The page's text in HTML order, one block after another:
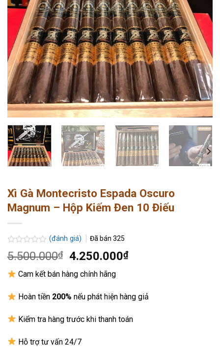
Xì Gà Montecristo Espada Oscuro
Magnum – Hộp Kiếm Đen 10 Điếu
Được
xếp
0.0
(đánh giá) Đã bán 325
5.500.000₫
Giá
gốc
là:
5.500.000₫.
4.250.000₫Giá
4.250.000₫.
Cam kết bán hàng chính hãng
Hoàn tiền 200% nếu phát hiện hàng giả
Kiểm tra hàng trước khi thanh toán
Hỗ trợ tư vấn 24/7